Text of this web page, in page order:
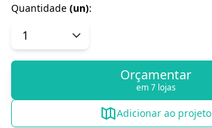
Quantidade (un):
Orçamentar
em 7 lojas
Adicionar ao projeto